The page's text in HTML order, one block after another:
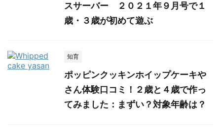
スサーバー ２０２１年９月号で１
歳・３歳が初めて遊ぶ
知育
ポッピンクッキンホイップケーキや
さん体験口コミ！２歳と４歳で作っ
てみました：まずい？対象年齢は？